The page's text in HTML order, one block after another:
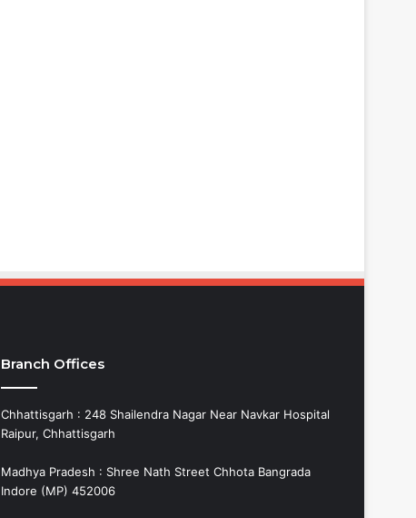
Branch Offices
Chhattisgarh : 248 Shailendra Nagar Near Navkar Hospital
Raipur, Chhattisgarh
Madhya Pradesh : Shree Nath Street Chhota Bangrada
Indore (MP) 452006